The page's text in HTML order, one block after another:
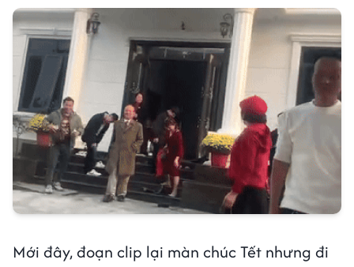
Mới đây, đoạn clip lại màn chúc Tết nhưng đi